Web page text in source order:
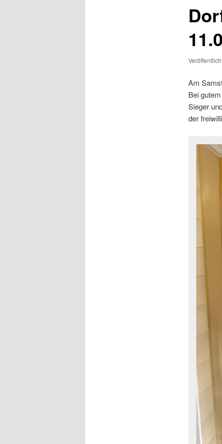
Am
Bei
Sieger
der